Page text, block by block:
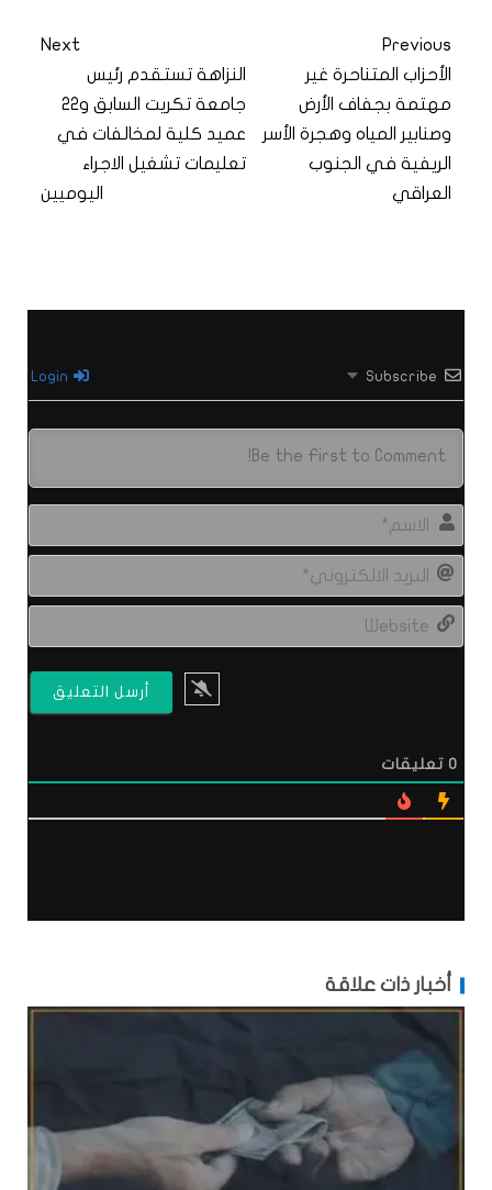
Previous
الأحزاب المتناحرة غير
مهتمة بجفاف الأرض
وصنابير المياه وهجرة الأسر
الريفية في الجنوب
العراقي
Next
النزاهة تستقدم رئيس
جامعة تكريت السابق و22
عميد كلية لمخالفات في
تعليمات تشغيل الاجراء
اليوميين
Subscribe
0 تعليقات
أخبار ذات علاقة